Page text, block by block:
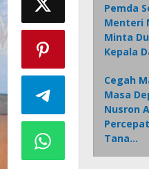
Pemda
Menteri
Minta
Kepala
Cegah
Masa
Nusron
Tana…